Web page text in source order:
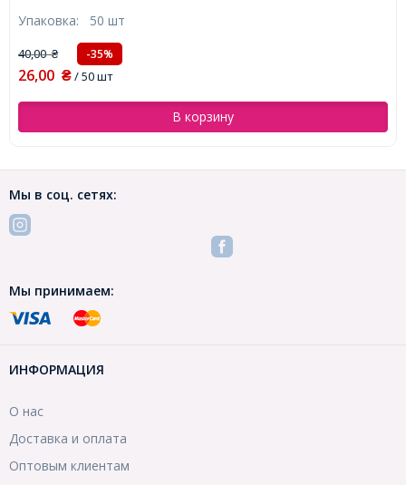
Упаковка: 50 шт
40,00₴ -35%
26,00 ₴/ 50 шт
В корзину
Мы в соц. сетях:
Мы принимаем:
ИНФОРМАЦИЯ
О нас
Доставка и оплата
Оптовым клиентам